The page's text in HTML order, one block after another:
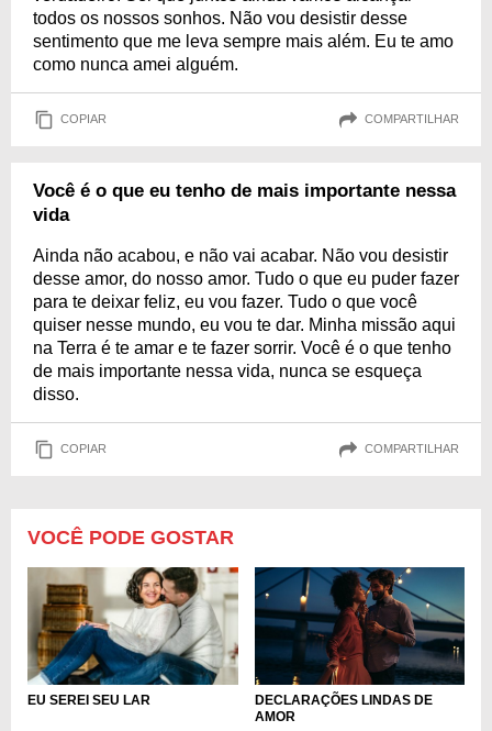
todos os nossos sonhos. Não vou desistir desse
sentimento que me leva sempre mais além. Eu te amo
como nunca amei alguém.
COPIAR COMPARTILHAR
Você é o que eu tenho de mais importante nessa
vida
Ainda não acabou, e não vai acabar. Não vou desistir
desse amor, do nosso amor. Tudo o que eu puder fazer
para te deixar feliz, eu vou fazer. Tudo o que você
quiser nesse mundo, eu vou te dar. Minha missão aqui
na Terra é te amar e te fazer sorrir. Você é o que tenho
de mais importante nessa vida, nunca se esqueça
disso.
COPIAR COMPARTILHAR
VOCÊ PODE GOSTAR
EU SEREI SEU LAR
DECLARAÇÕES LINDAS DE
AMOR